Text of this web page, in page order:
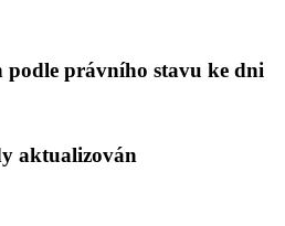
podle právního stavu ke dni
aktualizován